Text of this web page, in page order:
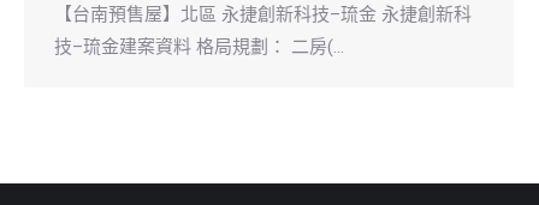
【台南預售屋】北區 永捷創新科技–琉金 永捷創新科
技–琉金建案資料 格局規劃： 二房(…